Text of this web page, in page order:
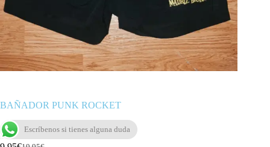
BAÑADOR PUNK ROCKET
Escríbenos si tienes alguna duda